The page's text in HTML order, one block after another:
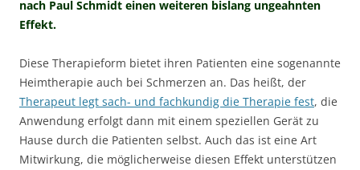
nach Paul Schmidt einen weiteren bislang ungeahnten
Effekt.
Diese Therapieform bietet ihren Patienten eine sogenannte
Heimtherapie auch bei Schmerzen an. Das heißt, der
Therapeut legt sach- und fachkundig die Therapie fest, die
Anwendung erfolgt dann mit einem speziellen Gerät zu
Hause durch die Patienten selbst. Auch das ist eine Art
Mitwirkung, die möglicherweise diesen Effekt unterstützen